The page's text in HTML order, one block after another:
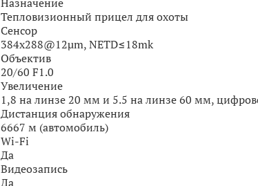
Тепловизионный прицел для охоты
Сенсор
384x288@12µm, NETD≤18mk
Объектив
20/60 F1.0
Увеличение
1,8 на линзе 20 мм и 5.5 на линзе 60 мм,
Дистанция обнаружения
6667 м (автомобиль)
Wi-Fi
Да
Видеозапись
Да